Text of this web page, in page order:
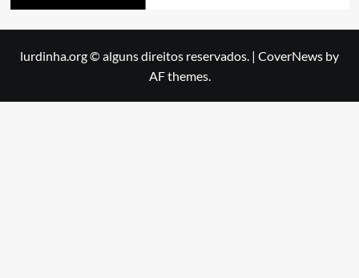
lurdinha.org © alguns direitos reservados. | CoverNews by
AF themes.